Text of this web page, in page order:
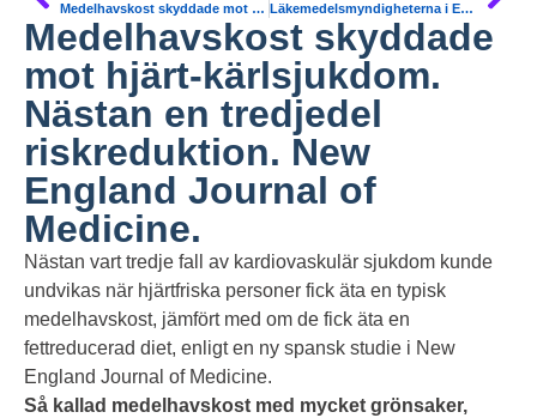
Medelhavskost skyddade mot hjärt-kärlsjukdom. Nästan en tredjedel riskreduktion. New England Journal of Medicine. Läkemedelsmyndigheterna i Europa och USA, EMA och FDA ska jobba tätare ihop
Medelhavskost skyddade
mot hjärt-kärlsjukdom.
Nästan en tredjedel
riskreduktion. New
England Journal of
Medicine.
Nästan vart tredje fall av kardiovaskulär sjukdom kunde
undvikas när hjärtfriska personer fick äta en typisk
medelhavskost, jämfört med om de fick äta en
fettreducerad diet, enligt en ny spansk studie i New
England Journal of Medicine.
Så kallad medelhavskost med mycket grönsaker,